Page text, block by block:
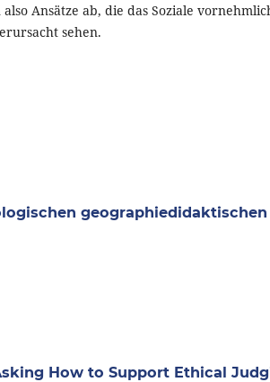
Ansätze ab, die das Soziale
sehen.
How to Support Ethical